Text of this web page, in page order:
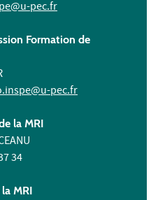
pec.fr
Formation de
pec.fr
la MRI
34
MRI